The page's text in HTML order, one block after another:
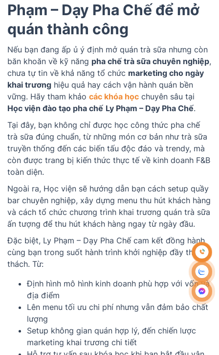
Phạm – Dạy Pha Chế để mở
quán thành công
Nếu bạn đang ấp ủ ý định mở quán trà sữa nhưng còn
băn khoăn về kỹ năng pha chế trà sữa chuyên nghiệp,
chưa tự tin về khả năng tổ chức marketing cho ngày
khai trương hiệu quả hay cách vận hành quán bền
vững. Hãy tham khảo các khóa học chuyên sâu tại
Học viện đào tạo pha chế Ly Phạm – Dạy Pha Chế.
Tại đây, bạn không chỉ được học công thức pha chế
trà sữa đúng chuẩn, từ những món cơ bản như trà sữa
truyền thống đến các biến tấu độc đáo và trendy, mà
còn được trang bị kiến thức thực tế về kinh doanh F&B
toàn diện.
Ngoài ra, Học viện sẽ hướng dẫn bạn cách setup quầy
bar chuyên nghiệp, xây dựng menu thu hút khách hàng
và cách tổ chức chương trình khai trương quán trà sữa
ấn tượng để thu hút khách hàng ngay từ ngày đầu.
Đặc biệt, Ly Phạm – Dạy Pha Chế cam kết đồng hành
cùng bạn trong suốt hành trình khởi nghiệp đầy thử
thách. Từ:
Định hình mô hình kinh doanh phù hợp với vốn và
địa điểm
Lên menu tối ưu chi phí nhưng vẫn đảm bảo chất
lượng
Setup không gian quán hợp lý, đến chiến lược
marketing khai trương chi tiết